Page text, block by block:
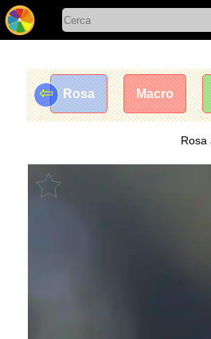
Rosa Macro
⇦
Rosa